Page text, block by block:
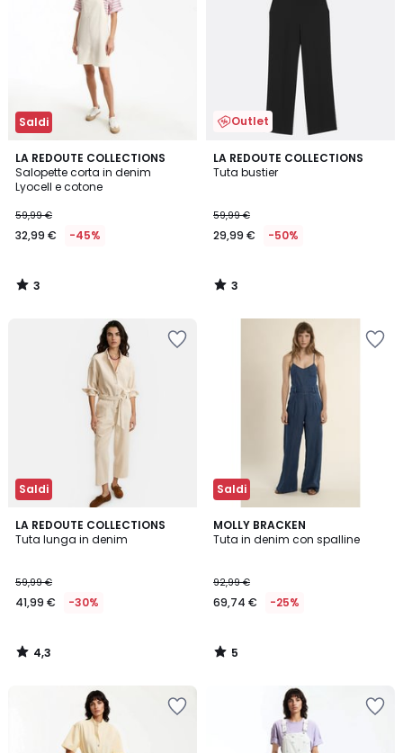
Saldi
LA REDOUTE COLLECTIONS
Salopette corta in denim
Lyocell e cotone
59,99 €
32,99 € -45%
3
/
5
3
/
Outlet
LA REDOUTE COLLECTIONS
Tuta bustier
59,99 €
29,99 € -50%
3
/
3
/
Saldi
LA REDOUTE COLLECTIONS
Tuta lunga in denim
59,99 €
41,99 € -30%
4,3
/ 5
4,3
/
Saldi
MOLLY BRACKEN
Tuta in denim con spalline
92,99 €
69,74 € -25%
5
/
5
/